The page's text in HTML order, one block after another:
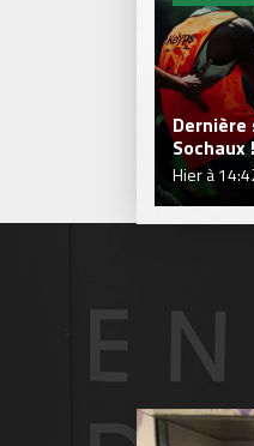
Sochaux !
Hier à